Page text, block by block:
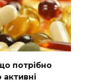
потрібно
активні